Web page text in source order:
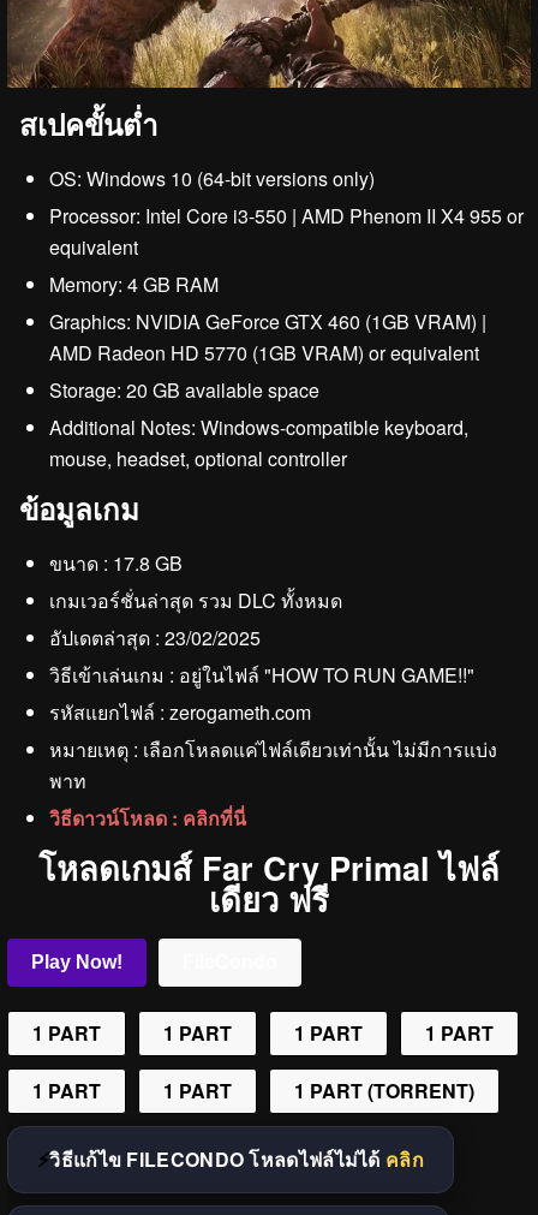
สเปคขั้นต่ำ
OS: Windows 10 (64-bit versions only)
Processor: Intel Core i3-550 | AMD Phenom II X4 955 or
equivalent
Memory: 4 GB RAM
Graphics: NVIDIA GeForce GTX 460 (1GB VRAM) |
AMD Radeon HD 5770 (1GB VRAM) or equivalent
Storage: 20 GB available space
Additional Notes: Windows-compatible keyboard,
mouse, headset, optional controller
ข้อมูลเกม
ขนาด : 17.8 GB
เกมเวอร์ชั่นล่าสุด รวม DLC ทั้งหมด
อัปเดตล่าสุด : 23/02/2025
วิธีเข้าเล่นเกม : อยู่ในไฟล์ "HOW TO RUN GAME!!"
รหัสแยกไฟล์ : zerogameth.com
หมายเหตุ : เลือกโหลดแค่ไฟล์เดียวเท่านั้น ไม่มีการแบ่ง
พาท
วิธีดาวน์โหลด : คลิกที่นี่
โหลดเกมส์ Far Cry Primal ไฟล์
เดียว ฟรี
Play Now!
1 PART 1 PART 1 PART 1 PART
1 PART 1 PART 1 PART (TORRENT)
วิธีแก้ไข FILECONDO โหลดไฟล์ไม่ได้ คลิก